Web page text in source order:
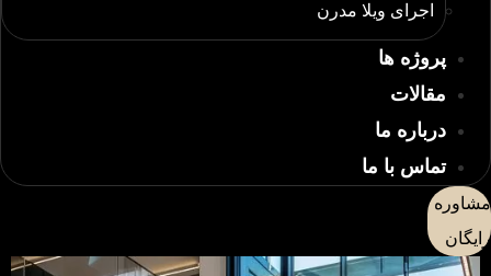
اجرای ویلا مدرن
پروژه ها
مقالات
درباره ما
تماس با ما
مشاوره
رایگان